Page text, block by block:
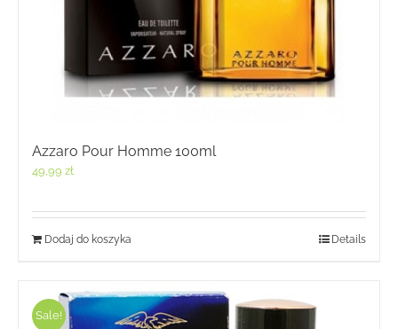
Azzaro Pour Homme 100ml
49,99 zł
Dodaj do koszyka Details
Sale!